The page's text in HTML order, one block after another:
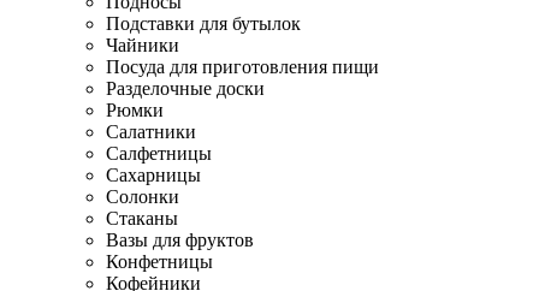
Подставки для бутылок
Чайники
Посуда для приготовления пищи
Разделочные доски
Рюмки
Салатники
Салфетницы
Сахарницы
Солонки
Стаканы
Вазы для фруктов
Конфетницы
Кофейники